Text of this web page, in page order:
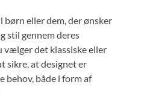
børn eller dem, der ønsker
stil gennem deres
vælger det klassiske eller
sikre, at designet er
behov, både i form af